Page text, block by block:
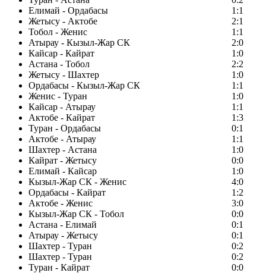
Елимай - Ордабасы
1:1
Жетысу - Актобе
2:1
Тобол - Женис
1:1
Атырау - Кызыл-Жар СК
2:0
Кайсар - Кайрат
1:0
Астана - Тобол
2:2
Жетысу - Шахтер
1:0
Ордабасы - Кызыл-Жар СК
1:1
Женис - Туран
1:0
Кайсар - Атырау
1:1
Актобе - Кайрат
1:3
Туран - Ордабасы
0:1
Актобе - Атырау
1:1
Шахтер - Астана
1:0
Кайрат - Жетысу
0:0
Елимай - Кайсар
1:0
Кызыл-Жар СК - Женис
4:0
Ордабасы - Кайрат
1:2
Актобе - Женис
3:0
Кызыл-Жар СК - Тобол
0:0
Астана - Елимай
0:1
Атырау - Жетысу
0:1
Шахтер - Туран
0:2
Шахтер - Туран
0:2
Туран - Кайрат
0:0